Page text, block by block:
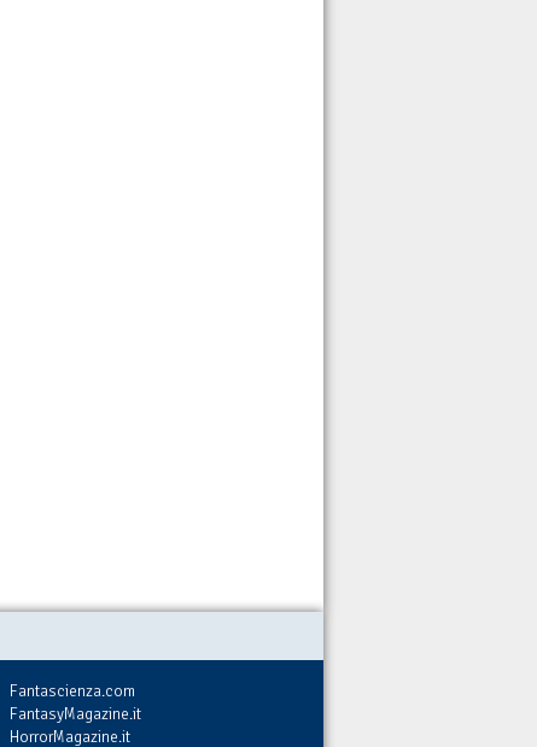
Fantascienza.com
FantasyMagazine.it
HorrorMagazine.it